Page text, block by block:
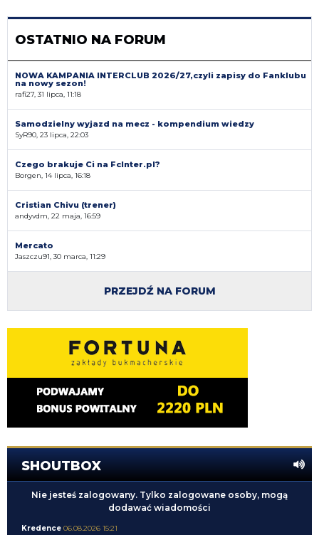
OSTATNIO NA FORUM
NOWA KAMPANIA INTERCLUB 2026/27,czyli zapisy do Fanklubu
na nowy sezon!
rafi27, 31 lipca, 11:18
Samodzielny wyjazd na mecz - kompendium wiedzy
SyR90, 23 lipca, 22:03
Czego brakuje Ci na FcInter.pl?
Borgen, 14 lipca, 16:18
Cristian Chivu (trener)
andyvdm, 22 maja, 16:59
Mercato
Jaszczu91, 30 marca, 11:29
PRZEJDŹ NA FORUM
SHOUTBOX
Nie jesteś zalogowany. Tylko zalogowane osoby, mogą
dodawać wiadomości
Kredence 06.08.2026 15:21